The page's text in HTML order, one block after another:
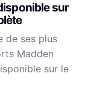
sur
de ses plus
Madden
sur le